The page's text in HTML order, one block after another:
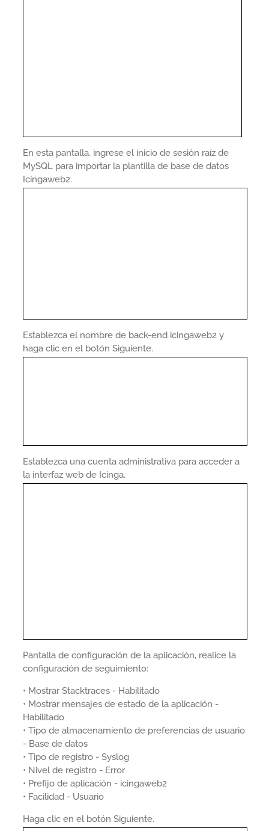
En esta pantalla, ingrese el inicio de sesión raíz de
MySQL para importar la plantilla de base de datos
Icingaweb2.
Establezca el nombre de back-end icingaweb2 y
haga clic en el botón Siguiente.
Establezca una cuenta administrativa para acceder a
la interfaz web de Icinga.
Pantalla de configuración de la aplicación, realice la
configuración de seguimiento:
• Mostrar Stacktraces - Habilitado
• Mostrar mensajes de estado de la aplicación -
Habilitado
• Tipo de almacenamiento de preferencias de usuario
- Base de datos
• Tipo de registro - Syslog
• Nivel de registro - Error
• Prefijo de aplicación - icingaweb2
• Facilidad - Usuario
Haga clic en el botón Siguiente.